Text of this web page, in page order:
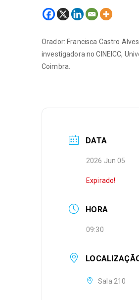
Orador: Francisca Castro
investigadora no CINEICC,
Coimbra.
DATA
2026 Jun 05
Expirado!
HORA
09:30
Sala 210